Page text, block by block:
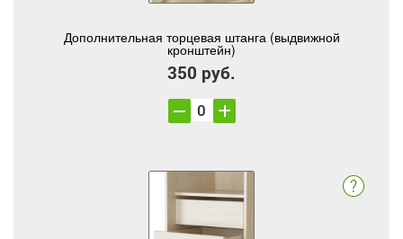
Дополнительная торцевая штанга (выдвижной
кронштейн)
350 руб.